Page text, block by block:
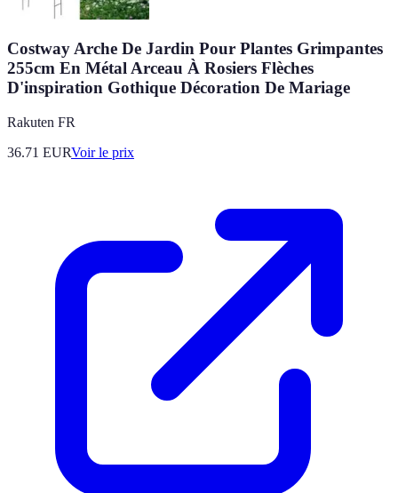
Costway Arche De Jardin Pour Plantes Grimpantes
255cm En Métal Arceau À Rosiers Flèches
D'inspiration Gothique Décoration De Mariage
Rakuten FR
36.71 EURVoir le prix